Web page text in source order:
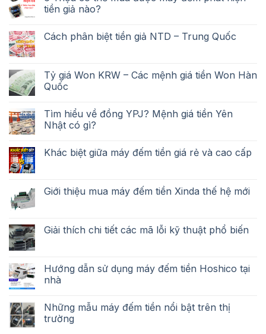
tiền giả nào?
Cách phân biệt tiền giả NTD – Trung Quốc
Tỷ giá Won KRW – Các mệnh giá tiền Won Hàn
Quốc
Tìm hiểu về đồng YPJ? Mệnh giá tiền Yên
Nhật có gì?
Khác biệt giữa máy đếm tiền giá rẻ và cao cấp
Giới thiệu mua máy đếm tiền Xinda thế hệ mới
Giải thích chi tiết các mã lỗi kỹ thuật phổ biến
Hướng dẫn sử dụng máy đếm tiền Hoshico tại
nhà
Những mẫu máy đếm tiền nổi bật trên thị
trường